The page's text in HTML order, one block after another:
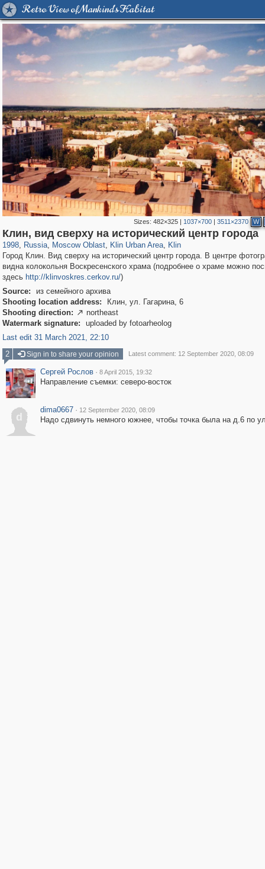
Retro View of Mankind's Habitat
Sizes: 482×325| 1037×700| 3511×2370 W
Клин, вид сверху на исторический центр города
1998, Russia
1,405,939 29,243
, Moscow Oblast
96,182 1,691
, Klin Urban Area
2,247 26
, Klin
1,533 21
Город Клин. Вид сверху на исторический центр города. В центре
видна колокольня Воскресенского храма (подробнее о храме можно
здесь http://klinvoskres.cerkov.ru/)
Source:
из семейного архива
Shooting location address:
Клин, ул. Гагарина, 6
Shooting direction:  northeast
Watermark signature:
uploaded by fotoarheolog
Last edit 31 March 2021, 22:10
2
Sign in to share your opinion Latest comment: 12 September 2020, 08:09
Сергей Рослов · 8 April 2015, 19:32
Направление съемки: северо-восток
d
dima0667 · 12 September 2020, 08:09
Надо сдвинуть немного южнее, чтобы точка была на д.6 по